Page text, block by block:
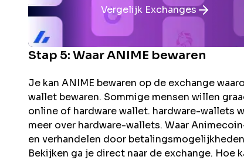
Vergelijk Exchanges
Stap 5: WaarANIME bewaren
Je kan ANIME bewaren op de exchange
wallet bewaren. Sommige mensen willen
online of hardware wallet. hardware-wallets
meer over hardware-wallets. Waar
en verhandelen door
Bekijken ga je direct naar de exchange. Hoe